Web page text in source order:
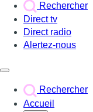
Rechercher
Direct tv
Direct radio
Alertez-nous
Rechercher
Accueil